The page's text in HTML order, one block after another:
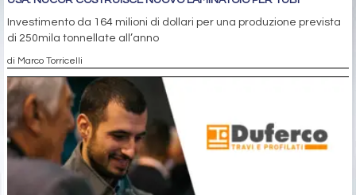
Investimento da 164 milioni di dollari per una produzione prevista
di 250mila tonnellate all’anno
di Marco Torricelli